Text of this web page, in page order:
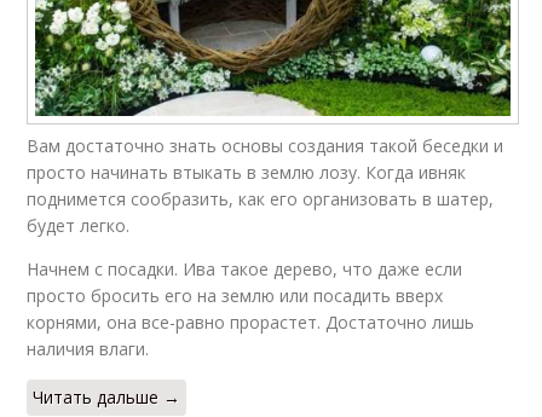
Вам достаточно знать основы создания такой беседки и
просто начинать втыкать в землю лозу. Когда ивняк
поднимется сообразить, как его организовать в шатер,
будет легко.
Начнем с посадки. Ива такое дерево, что даже если
просто бросить его на землю или посадить вверх
корнями, она все-равно прорастет. Достаточно лишь
наличия влаги.
Читать дальше →